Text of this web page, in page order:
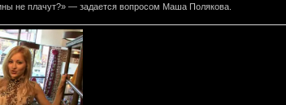
не плачут?» — задается вопросом Маша Полякова.